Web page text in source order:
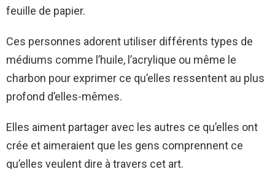
feuille de papier.
Ces personnes adorent utiliser différents types de
médiums comme l’huile, l’acrylique ou même le
charbon pour exprimer ce qu’elles ressentent au plus
profond d’elles-mêmes.
Elles aiment partager avec les autres ce qu’elles ont
crée et aimeraient que les gens comprennent ce
qu’elles veulent dire à travers cet art.